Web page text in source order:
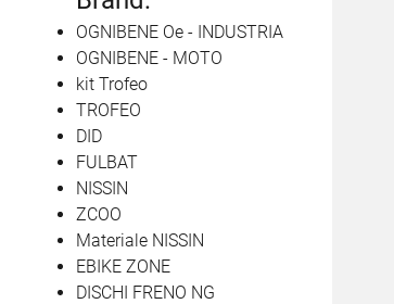
OGNIBENE Oe - INDUSTRIA
OGNIBENE - MOTO
kit Trofeo
TROFEO
DID
FULBAT
NISSIN
ZCOO
Materiale NISSIN
EBIKE ZONE
DISCHI FRENO NG